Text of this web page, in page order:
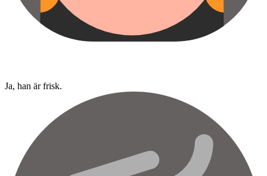
Ja, han är frisk.